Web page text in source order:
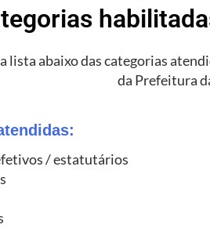
lista abaixo das categorias
da Prefeitura
/ estatutários